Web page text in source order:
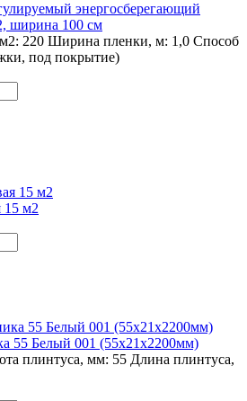
энергосберегающий
ширина 100 см
220 Ширина пленки, м: 1,0 Способ
под покрытие)
15 м2
55 Белый 001 (55х21х2200мм)
плинтуса, мм: 55 Длина плинтуса,